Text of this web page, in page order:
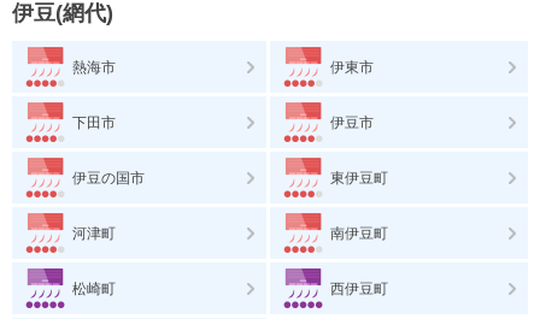
伊豆(網代)
熱海市 伊東市
下田市 伊豆市
伊豆の国市 東伊豆町
河津町 南伊豆町
松崎町 西伊豆町